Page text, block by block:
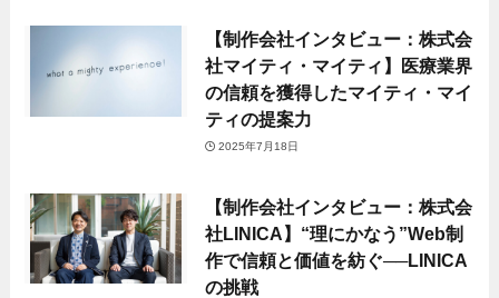
【制作会社インタビュー：株式会
社マイティ・マイティ】医療業界
の信頼を獲得したマイティ・マイ
ティの提案力
2025年7月18日
【制作会社インタビュー：株式会
社LINICA】“理にかなう”Web制
作で信頼と価値を紡ぐ──LINICA
の挑戦